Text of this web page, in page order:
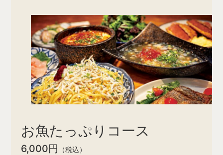
お魚たっぷりコース
6,000円 （税込）